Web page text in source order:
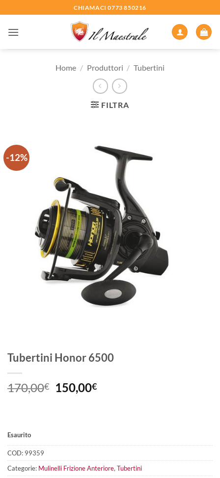
ai
contenuti
CHIAMACI 0773 850216
Home / Produttori / Tubertini
FILTRA
-12%
Tubertini Honor 6500
170,00€
Il
prezzo
150,00€Il
Esaurito
COD: 99359
Categorie: Mulinelli Frizione Anteriore, Tubertini